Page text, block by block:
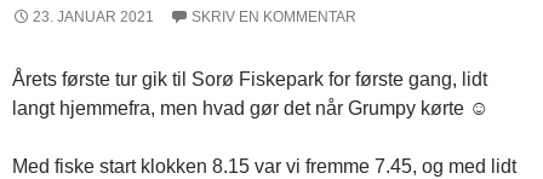
23. JANUAR 2021 SKRIV EN KOMMENTAR
Årets første tur gik til Sorø Fiskepark for første gang, lidt
langt hjemmefra, men hvad gør det når Grumpy kørte ☺️
Med fiske start klokken 8.15 var vi fremme 7.45, og med lidt